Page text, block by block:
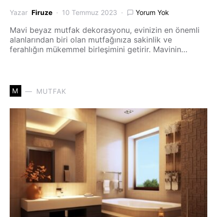
Yazar Firuze 10 Temmuz 2023 Yorum Yok
Mavi beyaz mutfak dekorasyonu, evinizin en önemli
alanlarından biri olan mutfağınıza sakinlik ve
ferahlığın mükemmel birleşimini getirir. Mavinin…
M MUTFAK